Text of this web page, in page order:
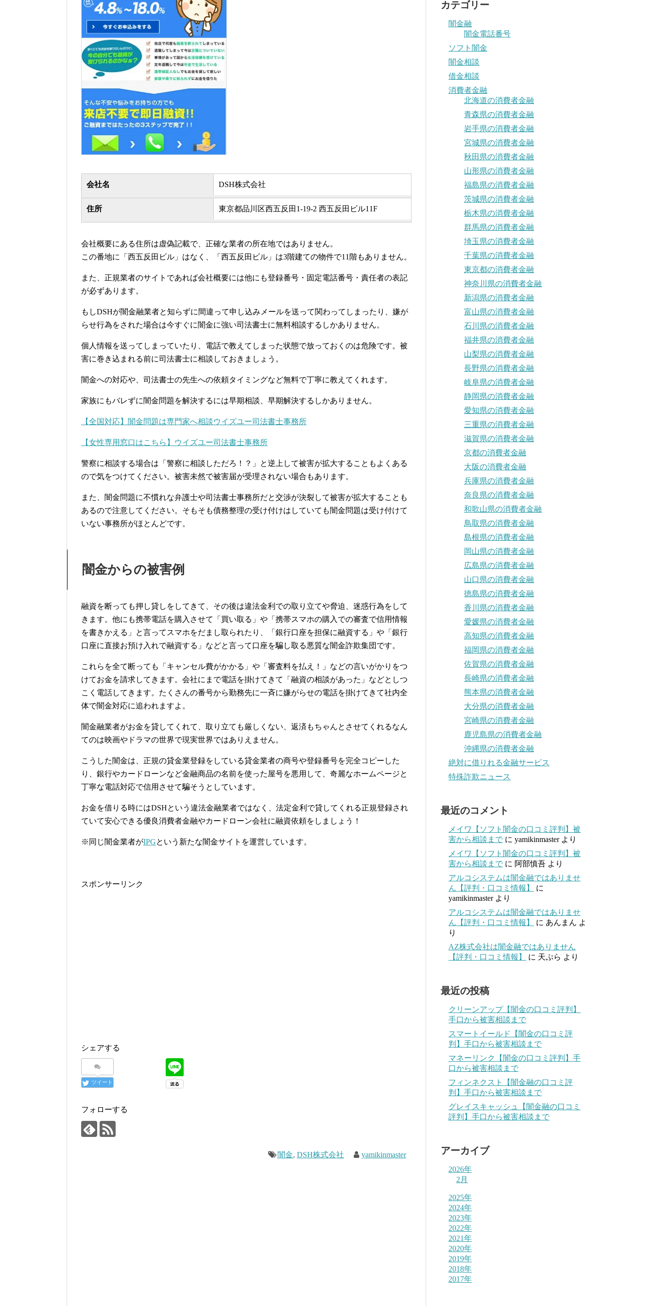
会社名 DSH株式会社
住所 東京都品川区西五反田1-19-2 西五反田ビル11F
会社概要にある住所は虚偽記載で、正確な業者の所在地ではありません。
この番地に「西五反田ビル」はなく、「西五反田ビル」は3階建ての物件で11階もありません。
また、正規業者のサイトであれば会社概要には他にも登録番号・固定電話番号・責任者の表記
が必ずあります。
もしDSHが闇金融業者と知らずに間違って申し込みメールを送って関わってしまったり、嫌が
らせ行為をされた場合は今すぐに闇金に強い司法書士に無料相談するしかありません。
個人情報を送ってしまっていたり、電話で教えてしまった状態で放っておくのは危険です。被
害に巻き込まれる前に司法書士に相談しておきましょう。
闇金への対応や、司法書士の先生への依頼タイミングなど無料で丁寧に教えてくれます。
家族にもバレずに闇金問題を解決するには早期相談、早期解決するしかありません。
【全国対応】闇金問題は専門家へ相談ウイズユー司法書士事務所
【女性専用窓口はこちら】ウイズユー司法書士事務所
警察に相談する場合は「警察に相談しただろ！？」と逆上して被害が拡大することもよくある
ので気をつけてください。被害未然で被害届が受理されない場合もあります。
また、闇金問題に不慣れな弁護士や司法書士事務所だと交渉が決裂して被害が拡大することも
あるので注意してください。そもそも債務整理の受け付けはしていても闇金問題は受け付けて
いない事務所がほとんどです。
闇金からの被害例
融資を断っても押し貸しをしてきて、その後は違法金利での取り立てや脅迫、迷惑行為をして
きます。他にも携帯電話を購入させて「買い取る」や「携帯スマホの購入での審査で信用情報
を書きかえる」と言ってスマホをだまし取られたり、「銀行口座を担保に融資する」や「銀行
口座に直接お預け入れで融資する」などと言って口座を騙し取る悪質な闇金詐欺集団です。
これらを全て断っても「キャンセル費がかかる」や「審査料を払え！」などの言いがかりをつ
けてお金を請求してきます。会社にまで電話を掛けてきて「融資の相談があった」などとしつ
こく電話してきます。たくさんの番号から勤務先に一斉に嫌がらせの電話を掛けてきて社内全
体で闇金対応に追われますよ。
闇金融業者がお金を貸してくれて、取り立ても厳しくない、返済もちゃんとさせてくれるなん
てのは映画やドラマの世界で現実世界ではありえません。
こうした闇金は、正規の貸金業登録をしている貸金業者の商号や登録番号を完全コピーした
り、銀行やカードローンなど金融商品の名前を使った屋号を悪用して、奇麗なホームページと
丁寧な電話対応で信用させて騙そうとしています。
お金を借りる時にはDSHという違法金融業者ではなく、法定金利で貸してくれる正規登録され
ていて安心できる優良消費者金融やカードローン会社に融資依頼をしましょう！
※同じ闇金業者がIPGという新たな闇金サイトを運営しています。
スポンサーリンク
シェアする
ツイート
フォローする
闇金,DSH株式会社 yamikinmaster
カテゴリー
闇金融
闇金電話番号
ソフト闇金
闇金相談
借金相談
消費者金融
北海道の消費者金融
青森県の消費者金融
岩手県の消費者金融
宮城県の消費者金融
秋田県の消費者金融
山形県の消費者金融
福島県の消費者金融
茨城県の消費者金融
栃木県の消費者金融
群馬県の消費者金融
埼玉県の消費者金融
千葉県の消費者金融
東京都の消費者金融
神奈川県の消費者金融
新潟県の消費者金融
富山県の消費者金融
石川県の消費者金融
福井県の消費者金融
山梨県の消費者金融
長野県の消費者金融
岐阜県の消費者金融
静岡県の消費者金融
愛知県の消費者金融
三重県の消費者金融
滋賀県の消費者金融
京都の消費者金融
大阪の消費者金融
兵庫県の消費者金融
奈良県の消費者金融
和歌山県の消費者金融
鳥取県の消費者金融
島根県の消費者金融
岡山県の消費者金融
広島県の消費者金融
山口県の消費者金融
徳島県の消費者金融
香川県の消費者金融
愛媛県の消費者金融
高知県の消費者金融
福岡県の消費者金融
佐賀県の消費者金融
長崎県の消費者金融
熊本県の消費者金融
大分県の消費者金融
宮崎県の消費者金融
鹿児島県の消費者金融
沖縄県の消費者金融
絶対に借りれる金融サービス
特殊詐欺ニュース
最近のコメント
メイワ【ソフト闇金の口コミ評判】被
害から相談まで に yamikinmasterより
メイワ【ソフト闇金の口コミ評判】被
害から相談まで に 阿部慎吾 より
アルコシステムは闇金融ではありませ
ん【評判・口コミ情報】
に
yamikinmasterより
アルコシステムは闇金融ではありませ
ん【評判・口コミ情報】
に あんまん よ
り
AZ株式会社は闇金融ではありません
【評判・口コミ情報】
に 天ぷら より
最近の投稿
クリーンアップ【闇金の口コミ評判】
手口から被害相談まで
スマートイールド【闇金の口コミ評
判】手口から被害相談まで
マネーリンク【闇金の口コミ評判】手
口から被害相談まで
フィンネクスト【闇金融の口コミ評
判】手口から被害相談まで
グレイスキャッシュ【闇金融の口コミ
評判】手口から被害相談まで
アーカイブ
2026年
2月
2025年
2024年
2023年
2022年
2021年
2020年
2019年
2018年
2017年